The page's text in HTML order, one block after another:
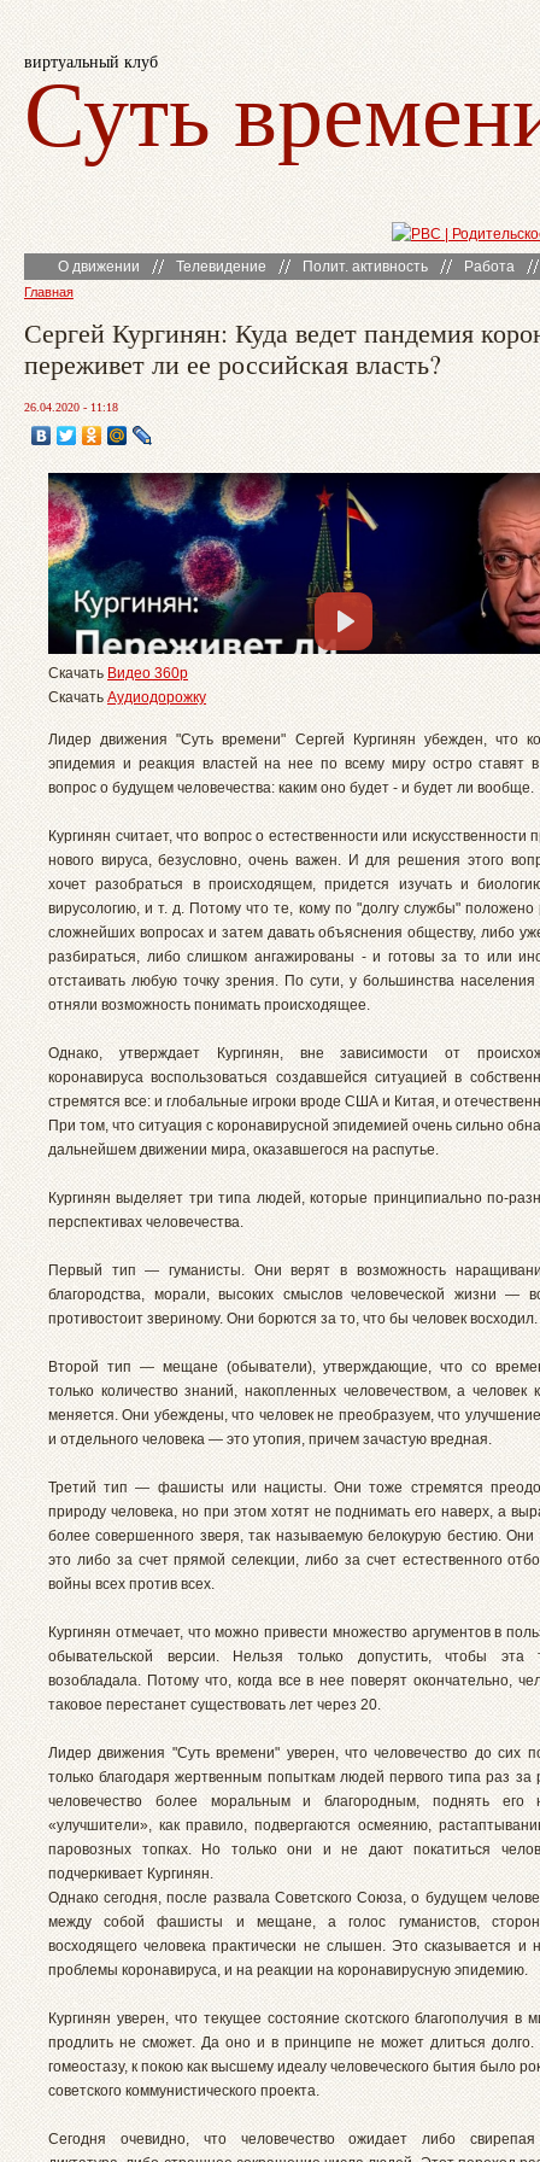
виртуальный клуб
Суть
О движении Телевидение Полит. активность Работа
Главная
Сергей Кургинян: Куда ведет пандемия
переживет ли ее российская власть?
26.04.2020 - 11:18
Скачать Видео 360p
Скачать Аудиодорожку
Лидер движения "Суть времени" Сергей Кургинян убежден, что
эпидемия и реакция властей на нее по всему миру остро ставят
вопрос о будущем человечества: каким оно будет - и будет ли вообще.
Кургинян считает, что вопрос о естественности или искусственности
нового вируса, безусловно, очень важен. И для решения этого
хочет разобраться в происходящем, придется изучать и
вирусологию, и т. д. Потому что те, кому по "долгу службы" положено
сложнейших вопросах и затем давать объяснения обществу, либо
разбираться, либо слишком ангажированы - и готовы за то или
отстаивать любую точку зрения. По сути, у большинства
отняли возможность понимать происходящее.
Однако, утверждает Кургинян, вне зависимости от
коронавируса воспользоваться создавшейся ситуацией в
стремятся все: и глобальные игроки вроде США и Китая, и
При том, что ситуация с коронавирусной эпидемией очень сильно
дальнейшем движении мира, оказавшегося на распутье.
Кургинян выделяет три типа людей, которые принципиально по-
перспективах человечества.
Первый тип — гуманисты. Они верят в возможность
благородства, морали, высоких смыслов человеческой жизни —
противостоит звериному. Они борются за то, что бы человек восходил.
Второй тип — мещане (обыватели), утверждающие, что со
только количество знаний, накопленных человечеством, а человек
меняется. Они убеждены, что человек не преобразуем, что
и отдельного человека — это утопия, причем зачастую вредная.
Третий тип — фашисты или нацисты. Они тоже стремятся
природу человека, но при этом хотят не поднимать его наверх, а
более совершенного зверя, так называемую белокурую бестию. Они
это либо за счет прямой селекции, либо за счет естественного
войны всех против всех.
Кургинян отмечает, что можно привести множество аргументов в
обывательской версии. Нельзя только допустить, чтобы эта
возобладала. Потому что, когда все в нее поверят окончательно,
таковое перестанет существовать лет через 20.
Лидер движения "Суть времени" уверен, что человечество до сих
только благодаря жертвенным попыткам людей первого типа раз за
человечество более моральным и благородным, поднять его
«улучшители», как правило, подвергаются осмеянию,
паровозных топках. Но только они и не дают покатиться
подчеркивает Кургинян.
Однако сегодня, после развала Советского Союза, о будущем
между собой фашисты и мещане, а голос гуманистов,
восходящего человека практически не слышен. Это сказывается и
проблемы коронавируса, и на реакции на коронавирусную эпидемию.
Кургинян уверен, что текущее состояние скотского благополучия в
продлить не сможет. Да оно и в принципе не может длиться
гомеостазу, к покою как высшему идеалу человеческого бытия было
советского коммунистического проекта.
Сегодня очевидно, что человечество ожидает либо свирепая